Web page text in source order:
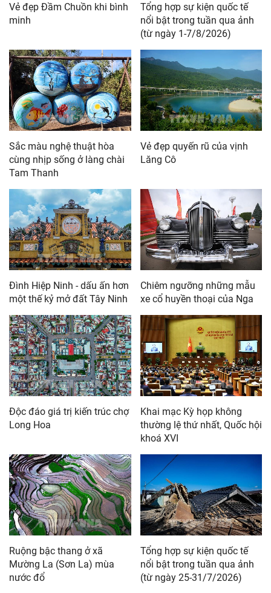
Vẻ đẹp Đầm Chuồn khi bình
minh
Tổng hợp sự kiện quốc tế
nổi bật trong tuần qua ảnh
(từ ngày 1-7/8/2026)
Sắc màu nghệ thuật hòa
cùng nhịp sống ở làng chài
Tam Thanh
Vẻ đẹp quyến rũ của vịnh
Lăng Cô
Đình Hiệp Ninh - dấu ấn hơn
một thế kỷ mở đất Tây Ninh
Chiêm ngưỡng những mẫu
xe cổ huyền thoại của Nga
Độc đáo giá trị kiến trúc chợ
Long Hoa
Khai mạc Kỳ họp không
thường lệ thứ nhất, Quốc hội
khoá XVI
Ruộng bậc thang ở xã
Mường La (Sơn La) mùa
nước đổ
Tổng hợp sự kiện quốc tế
nổi bật trong tuần qua ảnh
(từ ngày 25-31/7/2026)